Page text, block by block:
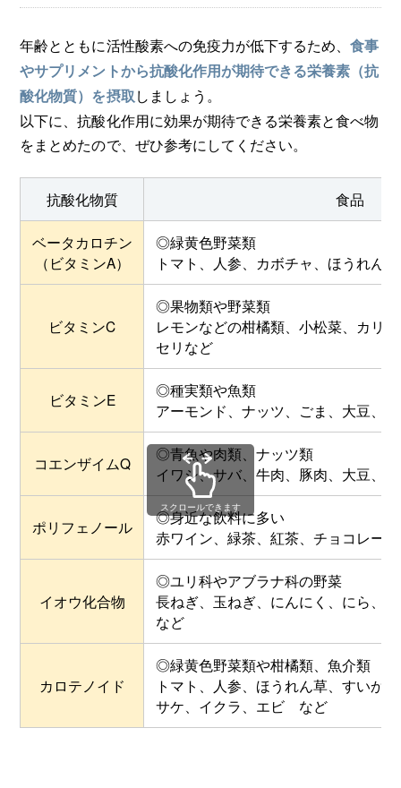
年齢とともに活性酸素への免疫力が低下するため、 食事
やサプリメントから抗酸化作用が期待できる栄養素（抗
酸化物質）を摂取しましょう。
以下に、抗酸化作用に効果が期待できる栄養素と食べ物
をまとめたので、ぜひ参考にしてください。
抗酸化物質 食品
ベータカロチン
（ビタミンA）
◎緑黄色野菜類
トマト、人参、カボチャ、ほうれん
ビタミンC
◎果物類や野菜類
レモンなどの柑橘類、小松菜、カリ
セリなど
ビタミンE
◎種実類や魚類
アーモンド、ナッツ、ごま、大豆、
コエンザイムQ
◎青魚や肉類、ナッツ類
イワシ、サバ、牛肉、豚肉、大豆、
ポリフェノール
◎身近な飲料に多い
赤ワイン、緑茶、紅茶、チョコレー
イオウ化合物
◎ユリ科やアブラナ科の野菜
長ねぎ、玉ねぎ、にんにく、にら、
など
カロテノイド
◎緑黄色野菜類や柑橘類、魚介類
トマト、人参、ほうれん草、すいか
サケ、イクラ、エビ など
スクロールできます